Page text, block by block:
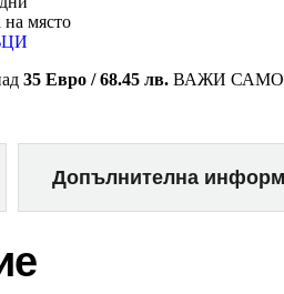
на място
35 Евро / 68.45 лв. ВАЖИ САМО
Допълнителна